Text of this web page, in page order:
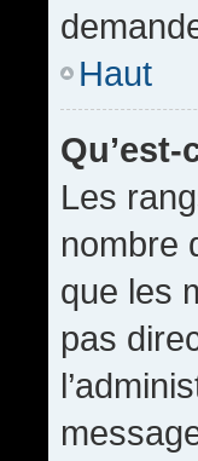
Haut
Les
nombre
que les
pas